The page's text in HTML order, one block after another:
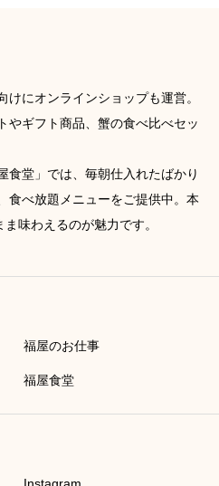
にオンラインショップも運営。
やギフト商品、蟹の食べ比べセッ
食堂」では、毎朝仕入れたばかり
食べ放題メニューをご提供中。本
味わえるのが魅力です。
福屋のお仕事
福屋食堂